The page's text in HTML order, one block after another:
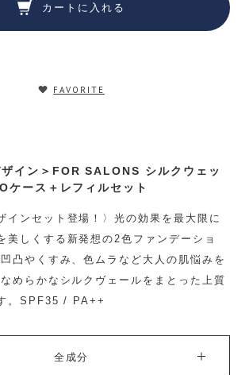
カートに入れる
FAVORITE
ザイン＞FOR SALONS シルクウェッ
ケース＋レフィルセット
インセット登場！〉光の効果を最大限に
美しくする新発想の2色ファンデーショ
凸やくすみ、色ムラなど大人の肌悩みを
めらかなシルクヴェールをまとった上質
。SPF35 / PA++
全成分